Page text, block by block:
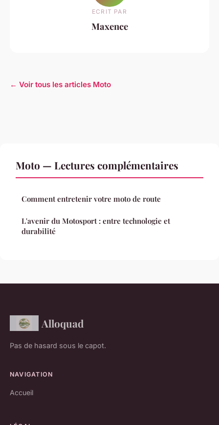
ECRIT PAR
Maxence
← Voir tous les articles Moto
Moto — Lectures complémentaires
Comment entretenir votre moto de route
L'avenir du Motosport : entre technologie et
durabilité
Alloquad
Pas de hasard sous le capot.
NAVIGATION
Accueil